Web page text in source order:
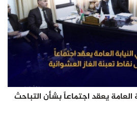
يعقد اجتماعاً بشأن التباحث